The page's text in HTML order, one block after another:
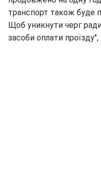
транспорт також буде
Щоб уникнути черг
засоби оплати